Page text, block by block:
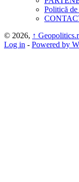
Politică
© 2026, ↑
Log in - Powered by